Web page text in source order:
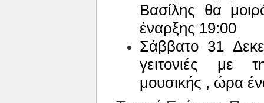
Βασίλης θα
έναρξης 19:00
Σάββατο 31
γειτονιές με
μουσικής , ώρα